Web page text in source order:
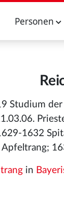
Personen
Studium
1632
in